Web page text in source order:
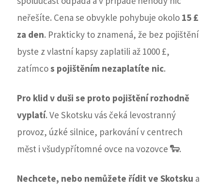
neřešíte. Cena se obvykle pohybuje okolo 15 £
za den. Prakticky to znamená, že bez pojištění
byste z vlastní kapsy zaplatili až 1000 £,
zatímcos pojištěním nezaplatíte nic.
Pro klid v duši se proto pojištění rozhodně
vyplatí. Ve Skotsku vás čeká levostranný
provoz, úzké silnice, parkování v centrech
měst i všudypřítomné ovce na vozovce 🐑.
Nechcete, nebo nemůžete řídit ve Skotsku a